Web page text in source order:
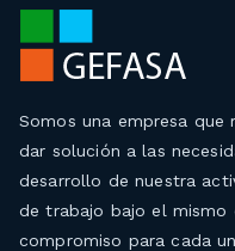
Somos una empresa que
dar solución a las
desarrollo de nuestra
de trabajo bajo el mismo
compromiso para cada